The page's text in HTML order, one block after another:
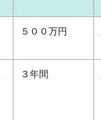
５００万円
３年間